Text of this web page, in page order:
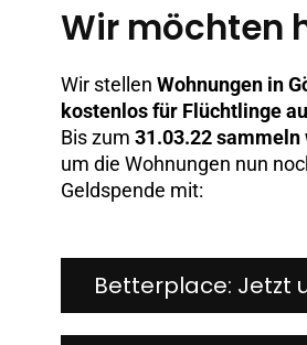
Wir möchten
Wir stellen Wohnungen in
kostenlos für Flüchtlinge
Bis zum 31.03.22 sammeln
um die Wohnungen nun
Geldspende mit:
Betterplace: Jetzt